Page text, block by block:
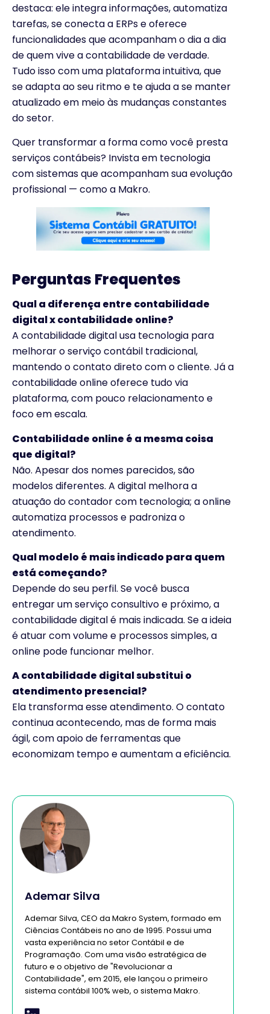
destaca: ele integra informações, automatiza
tarefas, se conecta a ERPs e oferece
funcionalidades que acompanham o dia a dia
de quem vive a contabilidade de verdade.
Tudo isso com uma plataforma intuitiva, que
se adapta ao seu ritmo e te ajuda a se manter
atualizado em meio às mudanças constantes
do setor.
Quer transformar a forma como você presta
serviços contábeis? Invista em tecnologia
com sistemas que acompanham sua evolução
profissional — como a Makro.
Perguntas Frequentes
Qual a diferença entre contabilidade
digital x contabilidade online?
A contabilidade digital usa tecnologia para
melhorar o serviço contábil tradicional,
mantendo o contato direto com o cliente. Já a
contabilidade online oferece tudo via
plataforma, com pouco relacionamento e
foco em escala.
Contabilidade online é a mesma coisa
que digital?
Não. Apesar dos nomes parecidos, são
modelos diferentes. A digital melhora a
atuação do contador com tecnologia; a online
automatiza processos e padroniza o
atendimento.
Qual modelo é mais indicado para quem
está começando?
Depende do seu perfil. Se você busca
entregar um serviço consultivo e próximo, a
contabilidade digital é mais indicada. Se a ideia
é atuar com volume e processos simples, a
online pode funcionar melhor.
A contabilidade digital substitui o
atendimento presencial?
Ela transforma esse atendimento. O contato
continua acontecendo, mas de forma mais
ágil, com apoio de ferramentas que
economizam tempo e aumentam a eficiência.
Ademar Silva
Ademar Silva, CEO da Makro System, formado em
Ciências Contábeis no ano de 1995. Possui uma
vasta experiência no setor Contábil e de
Programação. Com uma visão estratégica de
futuro e o objetivo de "Revolucionar a
Contabilidade", em 2015, ele lançou o primeiro
sistema contábil 100% web, o sistema Makro.